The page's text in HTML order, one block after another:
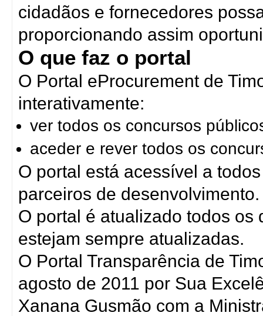
cidadãos e fornecedores
proporcionando assim
O que faz o portal
O Portal eProcurement de
interativamente:
ver todos os concursos
aceder e rever todos os
O portal está acessível a
parceiros de desenvolvimento.
O portal é atualizado todos
estejam sempre atualizadas.
O Portal Transparência de
agosto de 2011 por Sua
Xanana Gusmão com a